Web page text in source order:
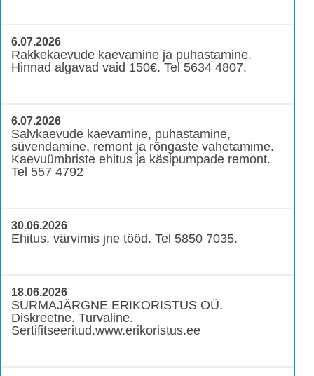
6.07.2026
Rakkekaevude kaevamine ja puhastamine.
Hinnad algavad vaid 150€. Tel 5634 4807.
6.07.2026
Salvkaevude kaevamine, puhastamine,
süvendamine, remont ja rõngaste vahetamime.
Kaevuümbriste ehitus ja käsipumpade remont.
Tel 557 4792
30.06.2026
Ehitus, värvimis jne tööd. Tel 5850 7035.
18.06.2026
SURMAJÄRGNE ERIKORISTUS OÜ.
Diskreetne. Turvaline.
Sertifitseeritud.www.erikoristus.ee